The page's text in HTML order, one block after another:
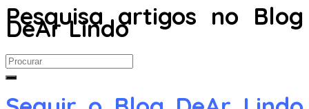
Pesquisa artigos no Blog
DeAr Lindo
Search
for: